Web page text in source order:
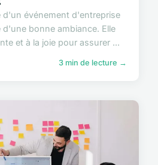
d'un événement d'entreprise
d'une bonne ambiance. Elle
et à la joie pour assurer ...
3 min de lecture →